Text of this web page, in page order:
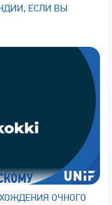
ЕСЛИ ВЫ
ОЧНОГО